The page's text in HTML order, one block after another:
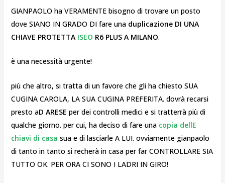
GIANPAOLO ha VERAMENTE bisogno di trovare un posto
dove SIANO IN GRADO DI fare una duplicazione DI UNA
CHIAVE PROTETTA ISEO R6 PLUS A MILANO.
è una necessità urgente!
più che altro, si tratta di un favore che gli ha chiesto SUA
CUGINA CAROLA, LA SUA CUGINA PREFERITA. dovrà recarsi
presto aD ARESE per dei controlli medici e si tratterrà più di
qualche giorno. per cui, ha deciso di fare una copia dellE
chiavi di casa sua e di lasciarle A LUI. ovviamente gianpaolo
di tanto in tanto si recherà in casa per far CONTROLLARE SIA
TUTTO OK. PER ORA CI SONO I LADRI IN GIRO!